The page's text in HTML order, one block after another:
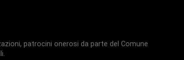
patrocini onerosi da parte del Comune